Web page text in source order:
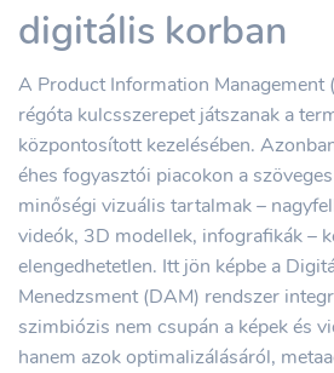
digitális korban
A Product Information Management
régóta kulcsszerepet játszanak a
központosított kezelésében.
éhes fogyasztói piacokon a
minőségi vizuális tartalmak –
videók, 3D modellek, infografikák –
elengedhetetlen. Itt jön képbe a
Menedzsment (DAM) rendszer
szimbiózis nem csupán a képek és
hanem azok optimalizálásáról,